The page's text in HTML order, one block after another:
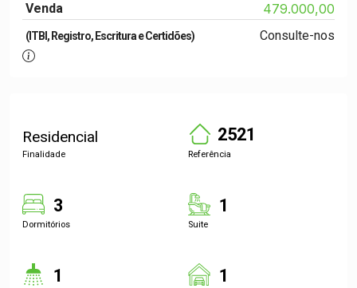
Venda
479.000,00
(ITBI, Registro, Escritura e Certidões) Consulte-nos
Residencial
Finalidade
2521
Referência
3
Dormitórios
1
Suite
1 1